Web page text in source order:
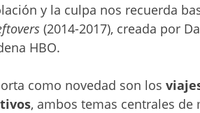
y la culpa nos recuerda
(2014-2017), creada por
HBO.
como novedad son los
, ambos temas centrales